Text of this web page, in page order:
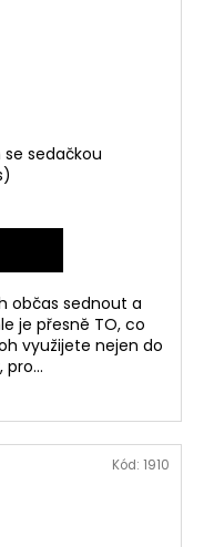
sedačkou
občas sednout a
je přesně TO, co
využijete nejen do
pro...
Kód: 1910